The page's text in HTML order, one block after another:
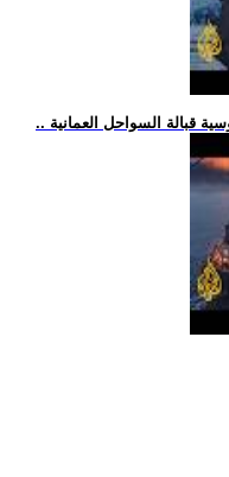
قبالة السواحل العمانية